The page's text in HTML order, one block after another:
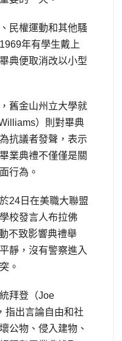
民權運動和其他騷
年有學生戴上
典便取消改以小型
舊金山州立大學就
）則對畢典
抗議者發聲，表示
業典禮不僅僅是關
行為。
24日在美職大聯盟
校發言人布拉佛
不致影響典禮舉
靜，沒有警察進入
。
拜登（Joe
指出言論自由和社
公物、侵入建物、